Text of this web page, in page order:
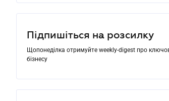
Підпишіться на розсилку
Щопонеділка отримуйте weekly-digest про
бізнесу